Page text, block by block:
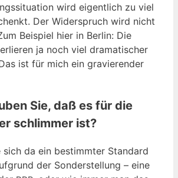
wird eigent­lich zu viel
Der Wider­spruch wird nicht
Bei­spiel hier in Ber­lin: Die
ja noch viel dra­ma­ti­scher
ist für mich ein gra­vie­ren­der
Sie, daß es für die
schlimmer ist?
sich da ein bestimm­ter Stan­dard
der Son­der­stel­lung – eine